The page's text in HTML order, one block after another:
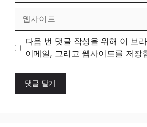
일
트
다음 번 댓글 작성을 위해 이 브
이메일, 그리고 웹사이트를 저장